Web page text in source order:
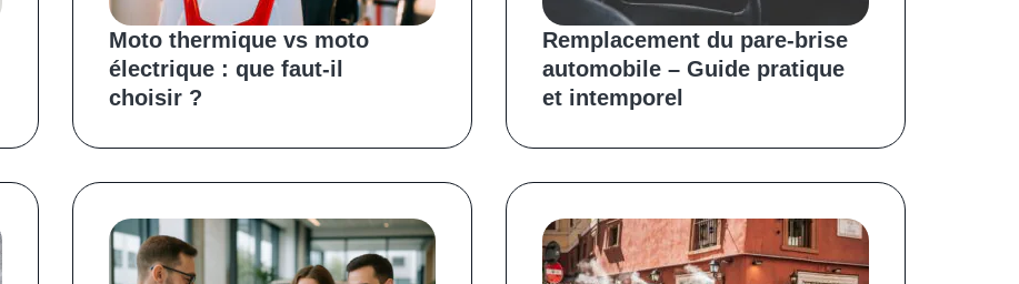
Moto thermique vs moto
électrique : que faut-il
choisir ?
Remplacement du pare-brise
automobile – Guide pratique
et intemporel